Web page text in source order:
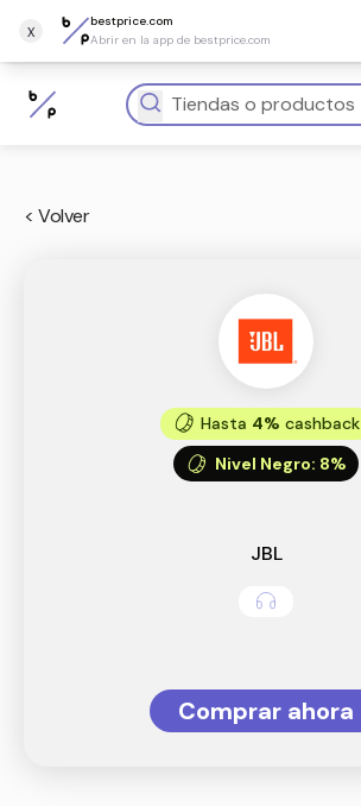
x
bestprice.com
Abrir en la app de bestprice.com
< Volver
Hasta 4% cashback
Nivel Negro: 8%
JBL
Comprar ahora